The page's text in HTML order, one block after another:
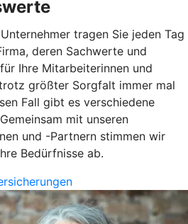
tragen Sie jeden Tag
deren Sachwerte und
Ihre Mitarbeiterinnen und
größter Sorgfalt immer mal
Fall gibt es verschiedene
mit unseren
und -Partnern stimmen wir
Bedürfnisse ab.